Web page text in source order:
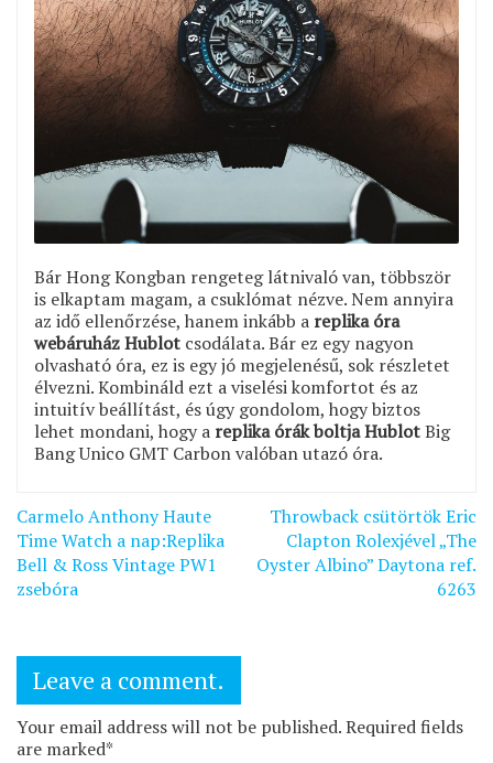
Bár Hong Kongban rengeteg látnivaló van, többször
is elkaptam magam, a csuklómat nézve. Nem annyira
az idő ellenőrzése, hanem inkább a replika óra
webáruház Hublot csodálata. Bár ez egy nagyon
olvasható óra, ez is egy jó megjelenésű, sok részletet
élvezni. Kombináld ezt a viselési komfortot és az
intuitív beállítást, és úgy gondolom, hogy biztos
lehet mondani, hogy a replika órák boltja HublotBig
Bang Unico GMT Carbon valóban utazó óra.
Bejegyzés
navigáció
Carmelo Anthony Haute
Time Watch a nap:Replika
Bell & Ross Vintage PW1
zsebóra
Throwback csütörtök Eric
Clapton Rolexjével „The
Oyster Albino” Daytona ref.
6263
Leave a comment.
Your email address will not be published. Required fields
are marked*